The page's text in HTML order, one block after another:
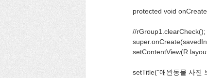
protected void
//rGroup1.clearCheck();
setTitle("애완동물 사진